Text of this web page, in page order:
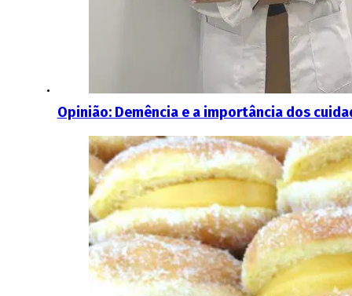
Opinião: Demência e a importância dos